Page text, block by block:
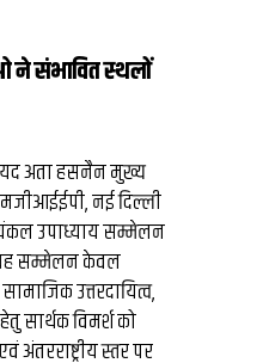
ने संभावित स्‍थलों
अता हसनैन मुख्य
नई दिल्ली
उपाध्‍याय सम्मेलन
यह सम्मेलन केवल
उत्तरदायित्व,
सार्थक विमर्श को
स्तर पर